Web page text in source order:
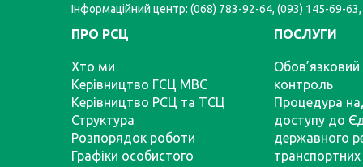
Інформаційний центр: (068) 783-92-64, (093) 145-69-
ПРО РСЦ
Хто ми
Керівництво ГСЦ МВС
Керівництво РСЦ та ТСЦ
Структура
Розпорядок роботи
Графіки особистого
ПОСЛУГИ
Обов’язковий
контроль
Процедура
доступу до
державного
транспортних